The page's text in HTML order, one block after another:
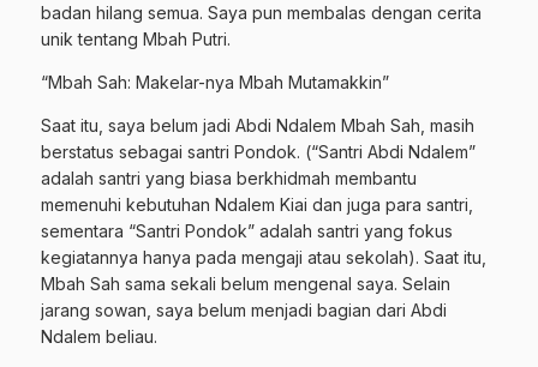
badan hilang semua. Saya pun membalas dengan cerita
unik tentang Mbah Putri.
“Mbah Sah: Makelar-nya Mbah Mutamakkin”
Saat itu, saya belum jadi Abdi Ndalem Mbah Sah, masih
berstatus sebagai santri Pondok. (“Santri Abdi Ndalem”
adalah santri yang biasa berkhidmah membantu
memenuhi kebutuhan Ndalem Kiai dan juga para santri,
sementara “Santri Pondok” adalah santri yang fokus
kegiatannya hanya pada mengaji atau sekolah). Saat itu,
Mbah Sah sama sekali belum mengenal saya. Selain
jarang sowan, saya belum menjadi bagian dari Abdi
Ndalem beliau.